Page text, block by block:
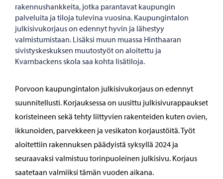
rakennushankkeita, jotka parantavat kaupungin
palveluita ja tiloja tulevina vuosina. Kaupungintalon
julkisivukorjaus on edennyt hyvin ja lähestyy
valmistumistaan. Lisäksi muun muassa Hinthaaran
sivistyskeskuksen muutostyöt on aloitettu ja
Kvarnbackens skola saa kohta lisätiloja.
Porvoon kaupungintalon julkisivukorjaus on edennyt
suunnitellusti. Korjauksessa on uusittu julkisivurappaukset
koristeineen sekä tehty liittyvien rakenteiden kuten ovien,
ikkunoiden, parvekkeen ja vesikaton korjaustöitä. Työt
aloitettiin rakennuksen päädyistä syksyllä 2024 ja
seuraavaksi valmistuu torinpuoleinen julkisivu. Korjaus
saatetaan valmiiksi tämän vuoden aikana.